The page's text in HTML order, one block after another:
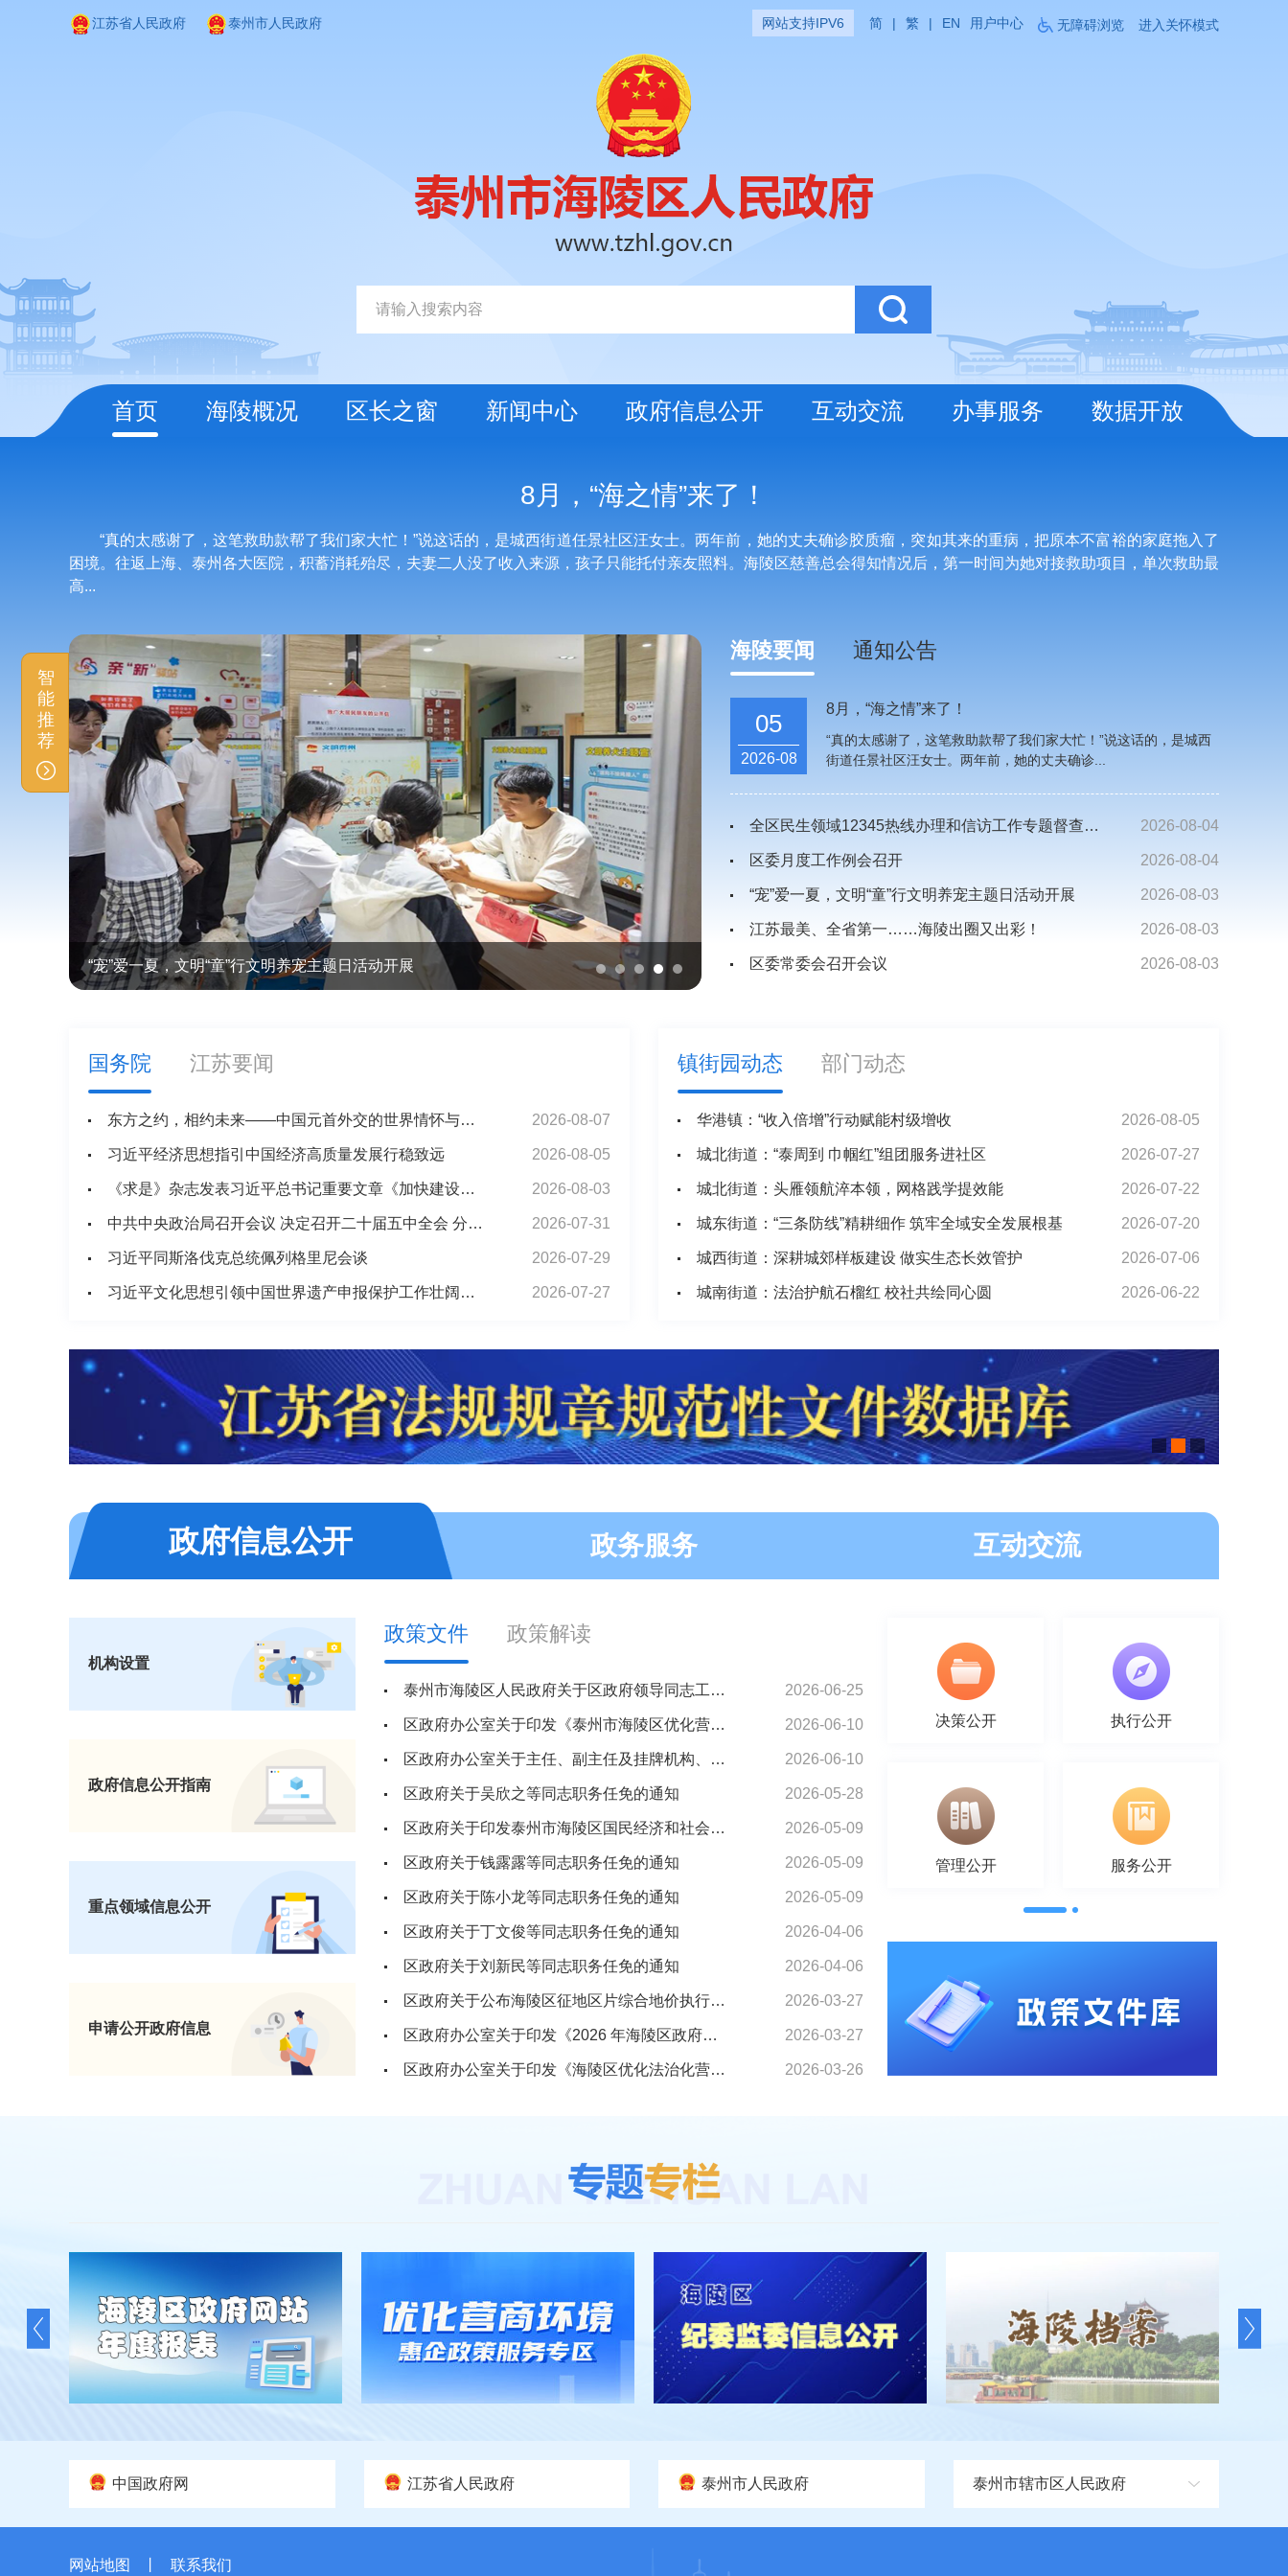
江苏省人民政府 泰州市人民政府 网站支持IPV6 简 | 繁 | EN 用户中心 无障碍浏览 进入关怀模式
首页 海陵概况 区长之窗 新闻中心 政府信息公开 互动交流 办事服务 数据开放
8月，“海之情”来了！
“真的太感谢了，这笔救助款帮了我们家大忙！”说这话的，是城西街道任景社区汪女士。两年前，她的丈夫确诊胶质瘤，突如其来的重病，把原本不富裕的家庭拖入了
困境。往返上海、泰州各大医院，积蓄消耗殆尽，夫妻二人没了收入来源，孩子只能托付亲友照料。海陵区慈善总会得知情况后，第一时间为她对接救助项目，单次救助最
高...
“宠”爱一夏，文明“童”行文明养宠主题日活动开展 江苏最美、全省第一……海陵出圈又出彩！
海陵要闻 通知公告
05
2026-08
8月，“海之情”来了！
“真的太感谢了，这笔救助款帮了我们家大忙！”说这话的，是城西
街道任景社区汪女士。两年前，她的丈夫确诊...
全区民生领域12345热线办理和信访工作专题督查推进会召开 2026-08-04
区委月度工作例会召开 2026-08-04
“宠”爱一夏，文明“童”行文明养宠主题日活动开展 2026-08-03
江苏最美、全省第一……海陵出圈又出彩！ 2026-08-03
区委常委会召开会议 2026-08-03
智
能
推
荐
国务院 江苏要闻
东方之约，相约未来——中国元首外交的世界情怀与大国气派 2026-08-07
习近平经济思想指引中国经济高质量发展行稳致远 2026-08-05
《求是》杂志发表习近平总书记重要文章《加快建设健康中国》 2026-08-03
中共中央政治局召开会议 决定召开二十届五中全会 分析研究当前经济形势和经济工作 中共中央总书记习近平主持会议 2026-07-31
习近平同斯洛伐克总统佩列格里尼会谈 2026-07-29
习近平文化思想引领中国世界遗产申报保护工作壮阔实践 2026-07-27
镇街园动态 部门动态
华港镇：“收入倍增”行动赋能村级增收 2026-08-05
城北街道：“泰周到 巾帼红”组团服务进社区 2026-07-27
城北街道：头雁领航淬本领，网格践学提效能 2026-07-22
城东街道：“三条防线”精耕细作 筑牢全域安全发展根基 2026-07-20
城西街道：深耕城郊样板建设 做实生态长效管护 2026-07-06
城南街道：法治护航石榴红 校社共绘同心圆 2026-06-22
政府信息公开 政务服务 互动交流
机构设置
政府信息公开指南
重点领域信息公开
申请公开政府信息
政策文件 政策解读
​泰州市海陵区人民政府关于区政府领导同志工作分工调整的通知 2026-06-25
区政府办公室关于印发《泰州市海陵区优化营商环境行动方案（2026版）》的通知 2026-06-10
区政府办公室关于主任、副主任及挂牌机构、下属单位负责人分工的通知 2026-06-10
区政府关于吴欣之等同志职务任免的通知 2026-05-28
区政府关于印发泰州市海陵区国民经济和社会发展第十五个五年规划纲要的通知 2026-05-09
区政府关于钱露露等同志职务任免的通知 2026-05-09
区政府关于陈小龙等同志职务任免的通知 2026-05-09
区政府关于丁文俊等同志职务任免的通知 2026-04-06
区政府关于刘新民等同志职务任免的通知 2026-04-06
区政府关于公布海陵区征地区片综合地价执行标准的通知 2026-03-27
区政府办公室关于印发《2026 年海陵区政府规范性文件制定工作计划》的通知 2026-03-27
区政府办公室关于印发《海陵区优化法治化营商环境二十条措施》的通知 2026-03-26
决策公开 执行公开
管理公开 服务公开
中国政府网 江苏省人民政府 泰州市人民政府 泰州市辖市区人民政府
网站地图 联系我们